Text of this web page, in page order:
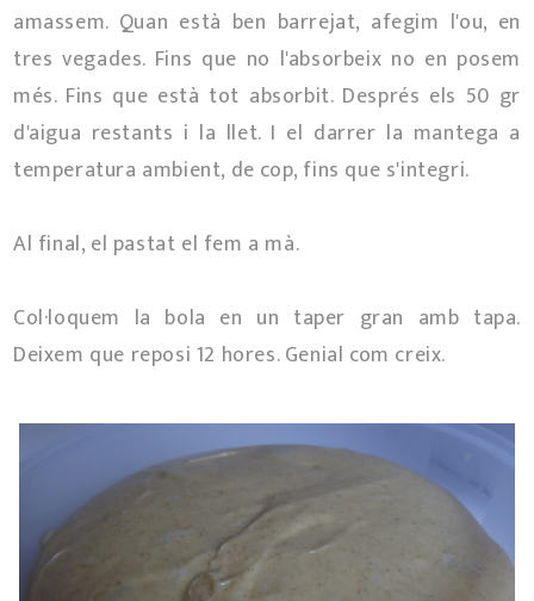
amassem. Quan està ben barrejat, afegim l'ou, en
tres vegades. Fins que no l'absorbeix no en posem
més. Fins que està tot absorbit. Després els 50 gr
d'aigua restants i la llet. I el darrer la mantega a
temperatura ambient, de cop, fins que s'integri.
Al final, el pastat el fem a mà.
Col·loquem la bola en un taper gran amb tapa.
Deixem que reposi 12 hores. Genial com creix.